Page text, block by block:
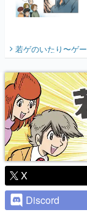
若ゲのいたり〜ゲ
X
Discord